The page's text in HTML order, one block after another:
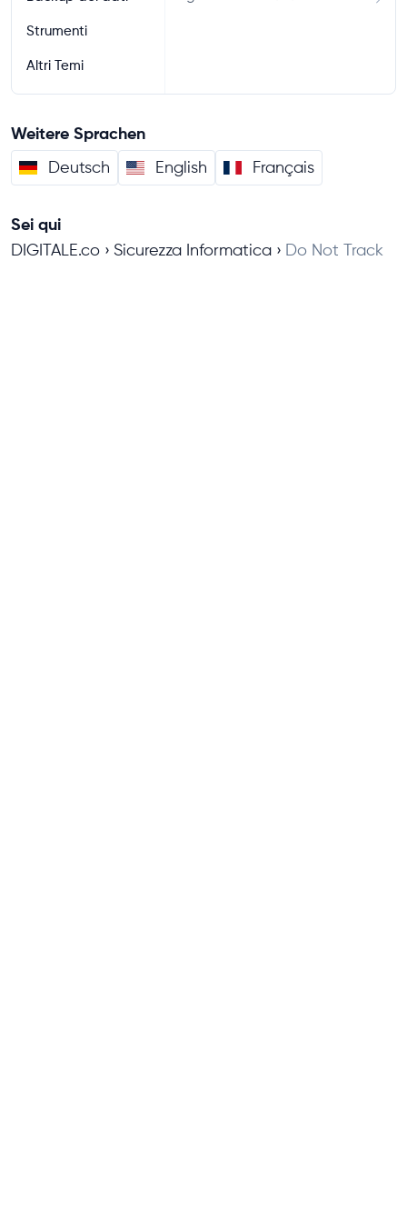
Strumenti
Altri Temi
Weitere Sprachen
Deutsch English Français
Sei qui
DIGITALE.co Sicurezza Informatica Do Not Track